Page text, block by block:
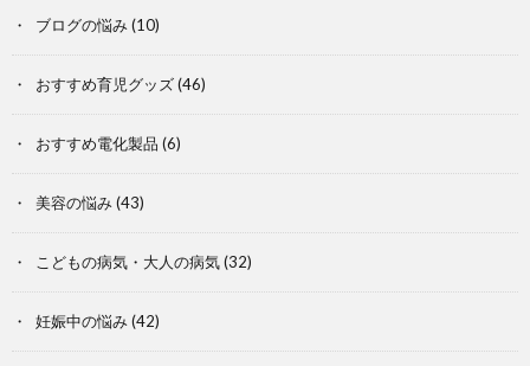
ブログの悩み(10)
おすすめ育児グッズ(46)
おすすめ電化製品 (6)
美容の悩み(43)
こどもの病気・大人の病気(32)
妊娠中の悩み(42)